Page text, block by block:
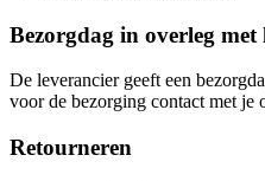
Bezorgdag in overleg met
De leverancier geeft een
voor de bezorging contact met je
Retourneren